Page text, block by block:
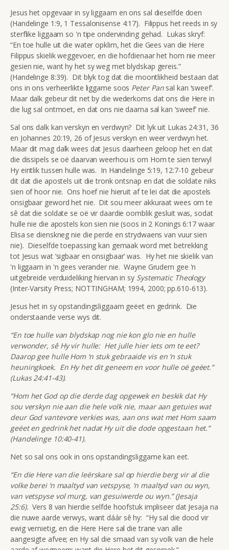
Jesus het opgevaar in sy liggaam en ons sal dieselfde doen
(Handelinge 1:9, 1 Tessalonisense 4:17). Filippus het reeds in sy
sterflike liggaam so 'n tipe ondervinding gehad. Lukas skryf:
“En toe hulle uit die water opklim, het die Gees van die Here
Filippus skielik weggevoer, en die hofdienaar het hom nie meer
gesien nie, want hy het sy weg met blydskap gereis.”
(Handelinge 8:39). Dit blyk tog dat die moontlikheid bestaan dat
ons in ons verheerlikte liggame soos Peter Pansal kan ‘sweef’.
Maar dalk gebeur dit net by die wederkoms dat ons die Here in
die lug sal ontmoet, en dat ons nie daarna sal kan ‘sweef’ nie.
Sal ons dalk kan verskyn en verdwyn? Dit lyk uit Lukas 24:31, 36
en Johannes 20:19, 26 of Jesus verskyn en weer verdwyn het.
Maar dit mag dalk wees dat Jesus daarheen geloop het en dat
die dissipels se oë daarvan weerhou is om Hom te sien terwyl
Hy eintlik tussen hulle was. In Handelinge 5:19, 12:7-10 gebeur
dit dat die apostels uit die tronk ontsnap en dat die soldate niks
sien of hoor nie. Ons hoef nie hieruit af te lei dat die apostels
onsigbaar geword het nie. Dit sou meer akkuraat wees om te
sê dat die soldate se oë vir daardie oomblik gesluit was, sodat
hulle nie die apostels kon sien nie (soos in 2 Konings 6:17 waar
Elisa se dienskneg nie die perde en strydwaens van vuur sien
nie). Dieselfde toepassing kan gemaak word met betrekking
tot Jesus wat ‘sigbaar en onsigbaar’ was. Hy het nie skielik van
'n liggaam in 'n gees verander nie. Wayne Grudem gee 'n
uitgebreide verduideliking hiervan in sy Systematic Theology
(Inter-Varsity Press; NOTTINGHAM; 1994, 2000; pp.610-613).
Jesus het in sy opstandingsliggaam geëet en gedrink. Die
onderstaande verse wys dit.
“En toe hulle van blydskap nog nie kon glo nie en hulle
verwonder, sê Hy vir hulle: Het julle hier iets om te eet?
Daarop gee hulle Hom ‘n stuk gebraaide vis en ‘n stuk
heuningkoek. En Hy het dit geneem en voor hulle oë geëet.”
(Lukas 24:41-43).
“Hom het God op die derde dag opgewek en beskik dat Hy
sou verskyn nie aan die hele volk nie, maar aan getuies wat
deur God vantevore verkies was, aan ons wat met Hom saam
geëet en gedrink het nadat Hy uit die dode opgestaan het.”
(Handelinge 10:40-41).
Net so sal ons ook in ons opstandingsliggame kan eet.
“En die Here van die leërskare sal op hierdie berg vir al die
volke berei ‘n maaltyd van vetspyse, ‘n maaltyd van ou wyn,
van vetspyse vol murg, van gesuiwerde ou wyn.” (Jesaja
25:6). Vers 8 van hierdie selfde hoofstuk impliseer dat Jesaja na
die nuwe aarde verwys, want dáár sê hy: “Hy sal die dood vir
ewig vernietig, en die Here Here sal die trane van alle
aangesigte afvee; en Hy sal die smaad van sy volk van die hele